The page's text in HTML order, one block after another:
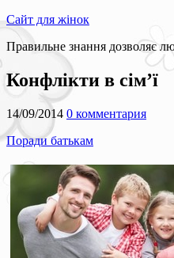
Сайт для жінок
Правильне знання дозволяє
Конфлікти в сім’ї
14/09/2014 0 комментария
Поради батькам